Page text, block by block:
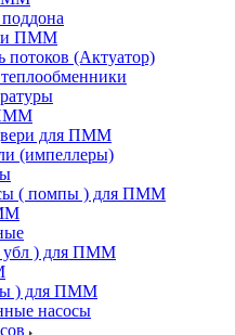
ПММ
потоков (Актуатор)
для ПММ
(импеллеры)
( помпы ) для ПММ
убл ) для ПММ
) для ПММ
насосы